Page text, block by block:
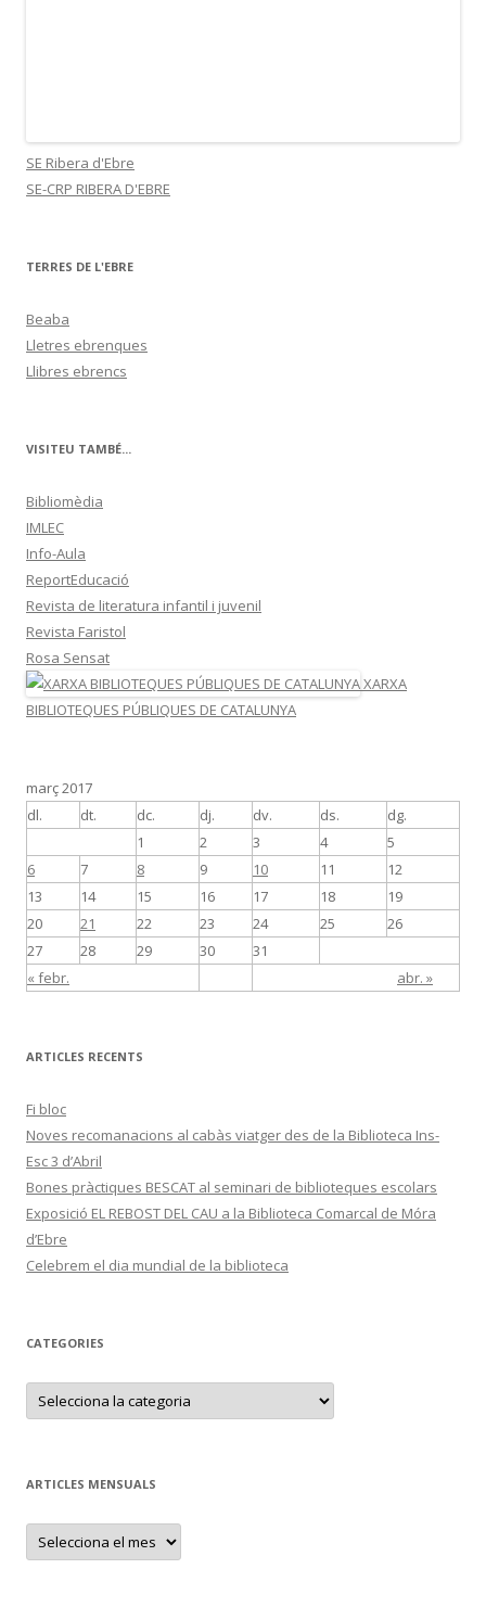
SE Ribera d'Ebre
SE-CRP RIBERA D'EBRE
TERRES DE L'EBRE
Beaba
Lletres ebrenques
Llibres ebrencs
VISITEU TAMBÉ...
Bibliomèdia
IMLEC
Info-Aula
ReportEducació
Revista de literatura infantil i juvenil
Revista Faristol
Rosa Sensat
XARXA
BIBLIOTEQUES PÚBLIQUES DE CATALUNYA
març 2017
dl.
dt. dc. dj. dv. ds. dg.
« febr. abr. »
1 2 3 4
5
6
7 8 9 10 11
12
13
14 15 16 17 18
19
20
21 22 23 24 25
26
27
28 29 30 31
ARTICLES RECENTS
Fi bloc
Noves recomanacions al cabàs viatger des de la Biblioteca Ins-
Esc 3 d’Abril
Bones pràctiques BESCAT al seminari de biblioteques escolars
Exposició EL REBOST DEL CAU a la Biblioteca Comarcal de Móra
d’Ebre
Celebrem el dia mundial de la biblioteca
CATEGORIES
C
t
r
i
s
ARTICLES MENSUALS
A
t